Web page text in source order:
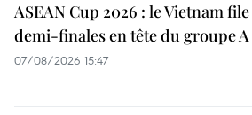
ASEAN Cup 2026 : le Vietnam
demi-finales en tête du groupe A
07/08/2026 15:47